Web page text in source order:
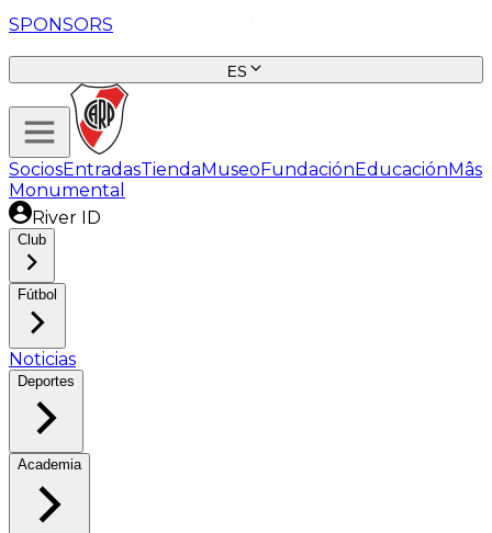
SPONSORS
ES
SociosEntradasTiendaMuseoFundaciónEducaciónMâs
Monumental
River ID
Club
Fútbol
Noticias
Deportes
Academia